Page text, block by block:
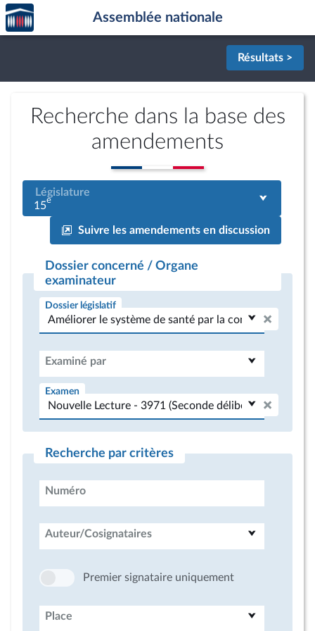
Aller au contenu
Aller en bas de la page
Accèder
à la
page
Assemblée nationale
Résultats >
Recherche dans la base des
amendements
Législature
15e
Suivre les amendements en discussion
Dossier concerné / Organe
examinateur
Dossier législatif
Examiné par
Examen
Recherche par critères
Numéro
Auteur/Cosignataires
Premier signataire uniquement
Place